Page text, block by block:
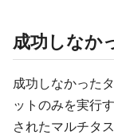
成功しなか
成功しなかった
ットのみを実行
されたマルチタ